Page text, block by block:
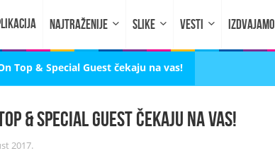
NAJTRAŽENIJE SLIKE VESTI IZDVAJAMO
Top & Special Guest čekaju na vas!
& Special Guest čekaju na vas!
2017.